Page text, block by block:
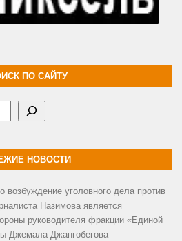
ПО САЙТУ
НОВОСТИ
возбуждение уголовного дела против
Назимова является
руководителя фракции «Единой
Джемала Джангобегова